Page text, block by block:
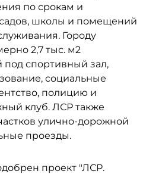
по срокам и
школы и помещений
Городу
2,7 тыс. м2
спортивный зал,
социальные
полицию и
клуб. ЛСР также
улично-дорожной
проезды.
проект "ЛСР.